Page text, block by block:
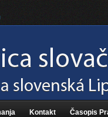
Kontakt Časopis